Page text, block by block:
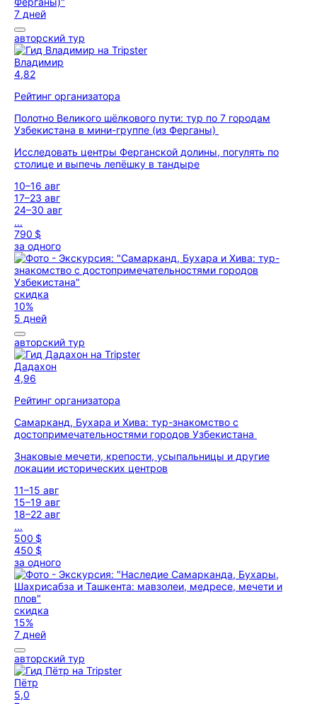
7 дней
авторский тур
Владимир
4,82
Рейтинг организатора
Полотно Великого шёлкового пути: тур по 7 городам
Узбекистана в мини-группе (из Ферганы)
Исследовать центры Ферганской долины, погулять по
столице и выпечь лепёшку в тандыре
10–16 авг
17–23 авг
24–30 авг
...
790 $
за одного
скидка
10%
5 дней
авторский тур
Дадахон
4,96
Рейтинг организатора
Самарканд, Бухара и Хива: тур-знакомство с
достопримечательностями городов Узбекистана
Знаковые мечети, крепости, усыпальницы и другие
локации исторических центров
11–15 авг
15–19 авг
18–22 авг
...
500 $
450 $
за одного
скидка
15%
7 дней
авторский тур
Пётр
5,0